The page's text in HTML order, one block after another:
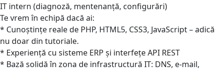
IT intern (diagnoză, mentenanță, configurări)
Te vrem în echipă dacă ai:
* Cunoștințe reale de PHP, HTML5, CSS3, JavaScript – adică
nu doar din tutoriale.
* Experiență cu sisteme ERP și interfețe API REST
* Bază solidă în zona de infrastructură IT: DNS, e-mail,